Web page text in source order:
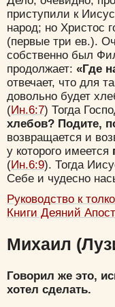
приступили к
народ; но Христос
(первые три ев.).
собственно был
продолжает: «Где
отвечает, что для
довольно будет
(Ин.6:7) Тогда
хлебов? Подите,
возвращается и
у которого имеется
(Ин.6:9). Тогда
Себе и чудесно
Руководство к
Книги Деяний
Михаил
Говорил же это,
хотел сделать.